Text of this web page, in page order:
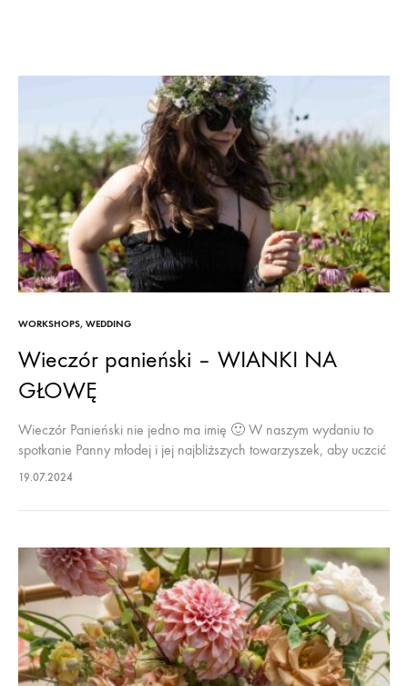
WORKSHOPS, WEDDING
Wieczór panieński – WIANKI NA
GŁOWĘ
Wieczór Panieński nie jedno ma imię 🙂 W naszym wydaniu to
spotkanie Panny młodej i jej najbliższych towarzyszek, aby uczcić
ten wyjątkowy dzień jakim są nadchodzące zaślubiny. Dawniej
19.07.2024